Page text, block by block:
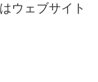
ウェブサイト